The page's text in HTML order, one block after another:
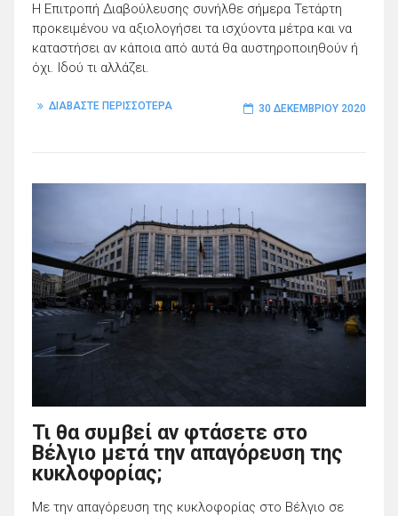
Η Επιτροπή Διαβούλευσης συνήλθε σήμερα Τετάρτη
προκειμένου να αξιολογήσει τα ισχύοντα μέτρα και να
καταστήσει αν κάποια από αυτά θα αυστηροποιηθούν ή
όχι. Ιδού τι αλλάζει.
ΔΙΑΒΑΣΤΕ ΠΕΡΙΣΣΟΤΕΡΑ 30 ΔΕΚΕΜΒΡΊΟΥ 2020
Τι θα συμβεί αν φτάσετε στο
Βέλγιο μετά την απαγόρευση της
κυκλοφορίας;
Με την απαγόρευση της κυκλοφορίας στο Βέλγιο σε